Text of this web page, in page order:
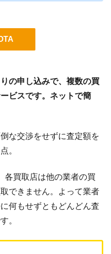
の申し込みで、複数の買
ビスです。ネットで簡
な交渉をせずに査定額を
。
各買取店は他の業者の買
できません。よって業者
何もせずともどんどん査
。